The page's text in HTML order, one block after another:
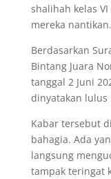
shalihah kelas
mereka nantikan.
Berdasarkan
Bintang Juara
tanggal 2 Juni
dinyatakan lulus
Kabar tersebut
bahagia. Ada
langsung
tampak teringat